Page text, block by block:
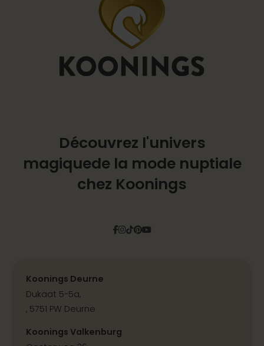
Découvrez l'univers
magiquede la mode nuptiale
chez Koonings
Facebook
Instagram
Tiktok
Pinterest
YouTube
Koonings Deurne
Dukaat 5-5a,
, 5751 PW Deurne
Koonings Valkenburg